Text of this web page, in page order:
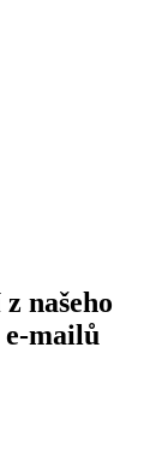
našeho
mailů